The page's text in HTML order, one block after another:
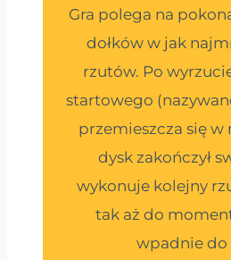
Gra polega na
dołków w jak
rzutów. Po
startowego
przemieszcza się w
dysk zakończył
wykonuje kolejny
tak aż do
wpadnie do